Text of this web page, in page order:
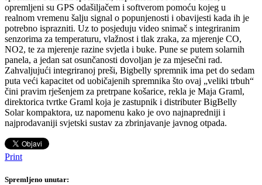
opremljeni su GPS odašiljačem i softverom pomoću kojeg u
realnom vremenu šalju signal o popunjenosti i obavijesti kada ih je
potrebno isprazniti. Uz to posjeduju video snimač s integriranim
senzorima za temperaturu, vlažnost i tlak zraka, za mjerenje CO,
NO2, te za mjerenje razine svjetla i buke. Pune se putem solarnih
panela, a jedan sat osunčanosti dovoljan je za mjesečni rad.
Zahvaljujući integriranoj preši, Bigbelly spremnik ima pet do sedam
puta veći kapacitet od uobičajenih spremnika što ovaj „veliki trbuh“
čini pravim rješenjem za pretrpane košarice, rekla je Maja Graml,
direktorica tvrtke Graml koja je zastupnik i distributer BigBelly
Solar kompaktora, uz napomenu kako je ovo najnapredniji i
najprodavaniji svjetski sustav za zbrinjavanje javnog otpada.
Print
Spremljeno unutar: